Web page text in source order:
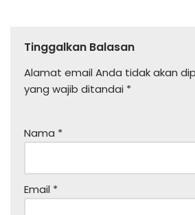
Tinggalkan Balasan
Alamat email Anda tidak akan
yang wajib ditandai *
Nama *
Email *